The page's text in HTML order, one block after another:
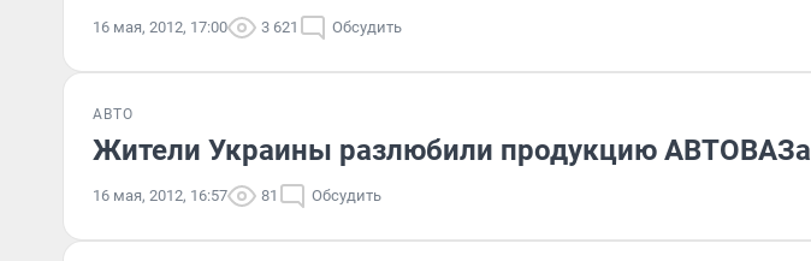
16 мая, 2012, 17:00 3 621 Обсудить
АВТО
Жители Украины разлюбили продукцию АВТОВАЗа
16 мая, 2012, 16:57 81 Обсудить